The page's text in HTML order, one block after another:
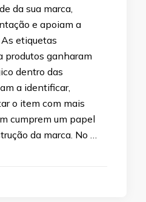
da sua marca,
e apoiam a
etiquetas
produtos ganharam
dentro das
a identificar,
o item com mais
cumprem um papel
da marca. No …